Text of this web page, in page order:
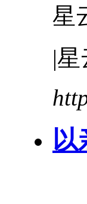
星
|星
以